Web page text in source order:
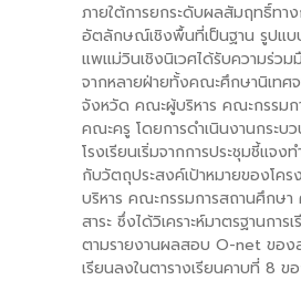
ภายใต้การยกระดับผลสัมฤทธิ์ทาง
อัตลักษณ์เชิงพื้นที่เป็นฐาน รูปแ
แพแม่วินเชิงนิเวศได้รับความร่ว
จากหลายฝ่ายทั้งคณะศึกษานิเทศ
จังหวัด คณะผู้บริหาร คณะกรรมก
คณะครู โดยการดำเนินงานกระบ
โรงเรียนเริ่มจากการประชุมชี้แจงท
กับวัตถุประสงค์เป้าหมายของโค
บริหาร คณะกรรมการสถานศึกษ
สาระ ซึ่งได้วิเคราะห์มาตรฐานกา
ตามรายงานผลสอบ O-net ของ
เรียนลงในตารางเรียนคาบที่ 8 ข